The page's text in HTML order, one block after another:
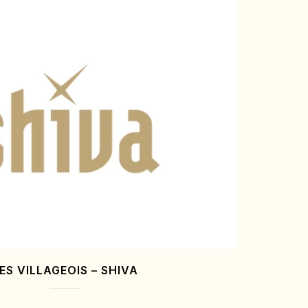
VILLAGEOIS – SHIVA